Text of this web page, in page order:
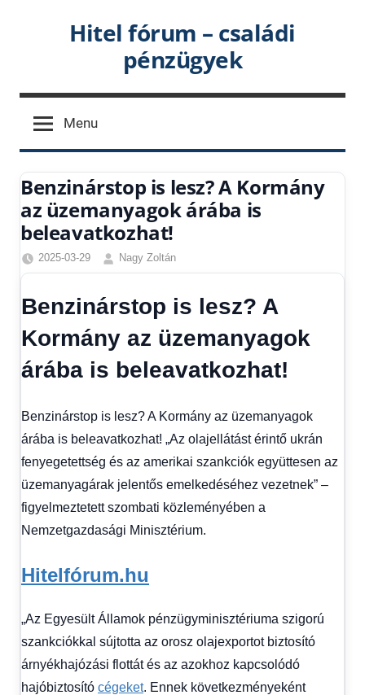
Hitel fórum – családi
pénzügyek
Menu
Benzinárstop is lesz? A Kormány
az üzemanyagok árába is
beleavatkozhat!
2025-03-29
Nagy Zoltán
Friss
Gazdaság,
Hírek
1
fórum
Benzinárstop is lesz? A
Kormány az üzemanyagok
árába is beleavatkozhat!
Benzinárstop is lesz? A Kormány az üzemanyagok
árába is beleavatkozhat! „Az olajellátást érintő ukrán
fenyegetettség és az amerikai szankciók együttesen az
üzemanyagárak jelentős emelkedéséhez vezetnek” –
figyelmeztetett szombati közleményében a
Nemzetgazdasági Minisztérium.
Hitelfórum.hu
„Az Egyesült Államok pénzügyminisztériuma szigorú
szankciókkal sújtotta az orosz olajexportot biztosító
árnyékhajózási flottát és az azokhoz kapcsolódó
hajóbiztosító cégeket. Ennek következményeként